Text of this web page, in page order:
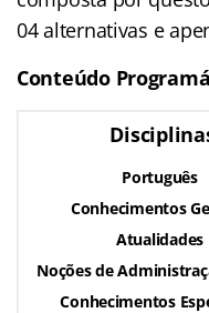
04 alternativas e
Conteúdo
Português
Conhecimentos
Atualidades
Noções de
Conhecimentos